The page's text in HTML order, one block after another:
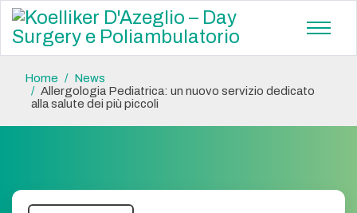
Home
News
Allergologia Pediatrica: un nuovo servizio dedicato
alla salute dei più piccoli